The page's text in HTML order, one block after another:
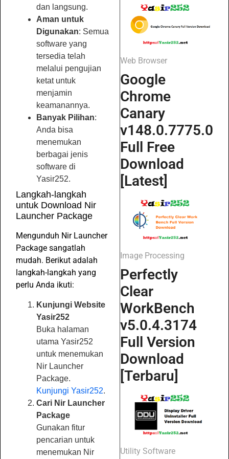
dan langsung.
Aman untuk
Digunakan: Semua
software yang
tersedia telah
melalui pengujian
ketat untuk
menjamin
keamanannya.
Banyak Pilihan:
Anda bisa
menemukan
berbagai jenis
software di
Yasir252.
Langkah-langkah
untuk Download Nir
Launcher Package
Mengunduh Nir Launcher
Package sangatlah
mudah. Berikut adalah
langkah-langkah yang
perlu Anda ikuti:
Kunjungi Website
Yasir252
Buka halaman
utama Yasir252
untuk menemukan
Nir Launcher
Package.
Kunjungi Yasir252.
Cari Nir Launcher
Package
Gunakan fitur
pencarian untuk
menemukan Nir
Web Browser
Google
Chrome
Canary
v148.0.7775.0
Full Free
Download
[Latest]
Image Processing
Perfectly
Clear
WorkBench
v5.0.4.3174
Full Version
Download
[Terbaru]
Utility Software